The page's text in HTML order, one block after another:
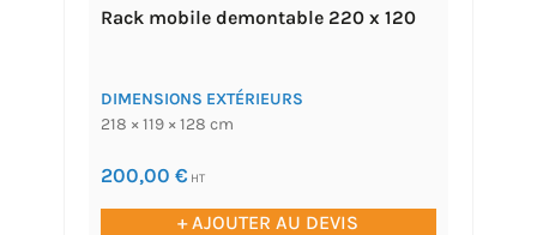
Rack mobile demontable 220 x 120
DIMENSIONS EXTÉRIEURS
218 × 119 × 128 cm
200,00 € HT
+ AJOUTER AU DEVIS